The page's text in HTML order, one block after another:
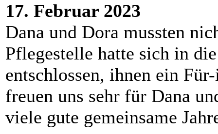
17. Februar 2023
Dana und Dora mussten
Pflegestelle hatte sich in
entschlossen, ihnen ein
freuen uns sehr für Dana
viele gute gemeinsame